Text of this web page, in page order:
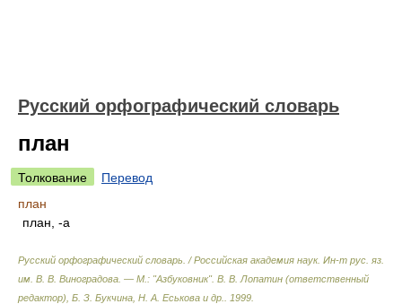
Русский орфографический словарь
план
Толкование
Перевод
план
план, -а
Русский орфографический словарь. / Российская академия наук. Ин-т рус. яз.
им. В. В. Виноградова. — М.: "Азбуковник". В. В. Лопатин (ответственный
редактор), Б. З. Букчина, Н. А. Еськова и др.
1999